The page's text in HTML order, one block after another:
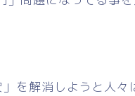
を解消しようと人々